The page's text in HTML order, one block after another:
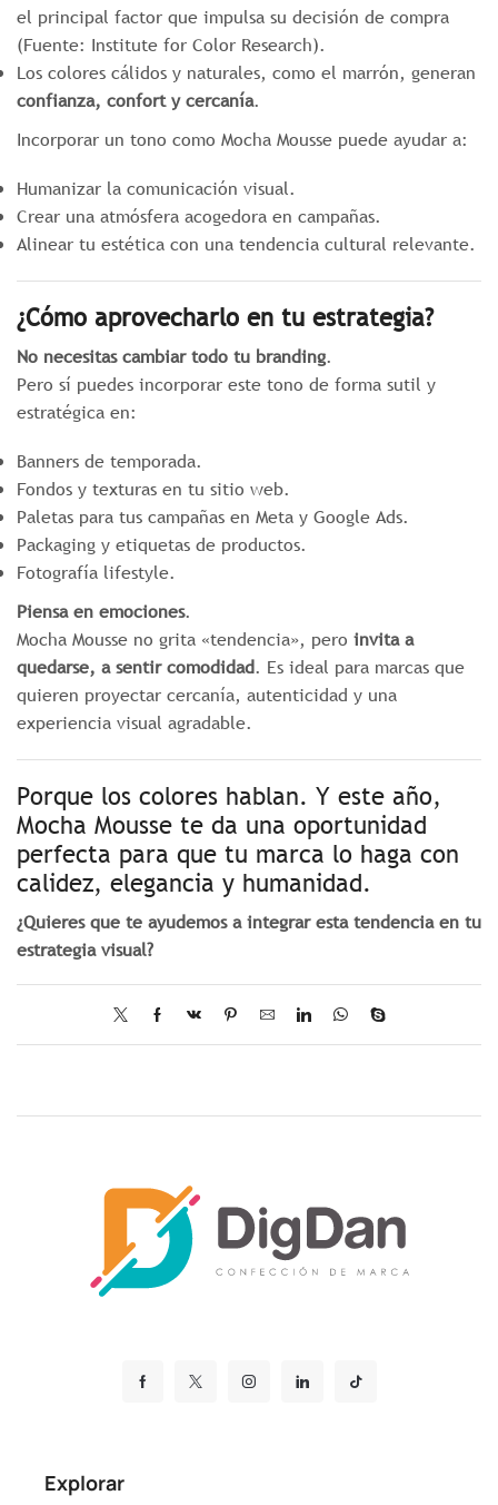
el principal factor que impulsa su decisión de compra
(Fuente: Institute for Color Research).
Los colores cálidos y naturales, como el marrón, generan
confianza, confort y cercanía.
Incorporar un tono como Mocha Mousse puede ayudar a:
Humanizar la comunicación visual.
Crear una atmósfera acogedora en campañas.
Alinear tu estética con una tendencia cultural relevante.
¿Cómo aprovecharlo en tu estrategia?
No necesitas cambiar todo tu branding.
Pero sí puedes incorporar este tono de forma sutil y
estratégica en:
Banners de temporada.
Fondos y texturas en tu sitio web.
Paletas para tus campañas en Meta y Google Ads.
Packaging y etiquetas de productos.
Fotografía lifestyle.
Piensa en emociones.
Mocha Mousse no grita «tendencia», pero invita a
quedarse, a sentir comodidad. Es ideal para marcas que
quieren proyectar cercanía, autenticidad y una
experiencia visual agradable.
Porque los colores hablan. Y este año,
Mocha Mousse te da una oportunidad
perfecta para que tu marca lo haga con
calidez, elegancia y humanidad.
¿Quieres que te ayudemos a integrar esta tendencia en tu
estrategia visual?
Explorar